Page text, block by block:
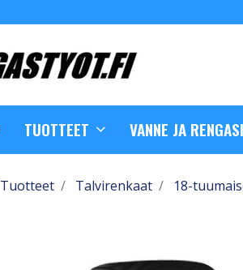
TUOTTEET VANNE JA
Tuotteet Talvirenkaat 18-